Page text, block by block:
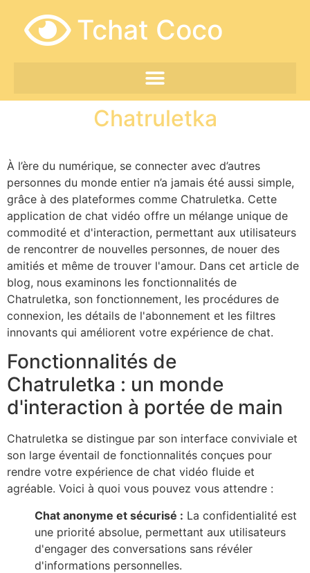
Tchat Coco
Chatruletka
À l’ère du numérique, se connecter avec d’autres
personnes du monde entier n’a jamais été aussi simple,
grâce à des plateformes comme Chatruletka. Cette
application de chat vidéo offre un mélange unique de
commodité et d'interaction, permettant aux utilisateurs
de rencontrer de nouvelles personnes, de nouer des
amitiés et même de trouver l'amour. Dans cet article de
blog, nous examinons les fonctionnalités de
Chatruletka, son fonctionnement, les procédures de
connexion, les détails de l'abonnement et les filtres
innovants qui améliorent votre expérience de chat.
Fonctionnalités de
Chatruletka : un monde
d'interaction à portée de main
Chatruletka se distingue par son interface conviviale et
son large éventail de fonctionnalités conçues pour
rendre votre expérience de chat vidéo fluide et
agréable. Voici à quoi vous pouvez vous attendre :
Chat anonyme et sécurisé : La confidentialité est
une priorité absolue, permettant aux utilisateurs
d'engager des conversations sans révéler
d'informations personnelles.